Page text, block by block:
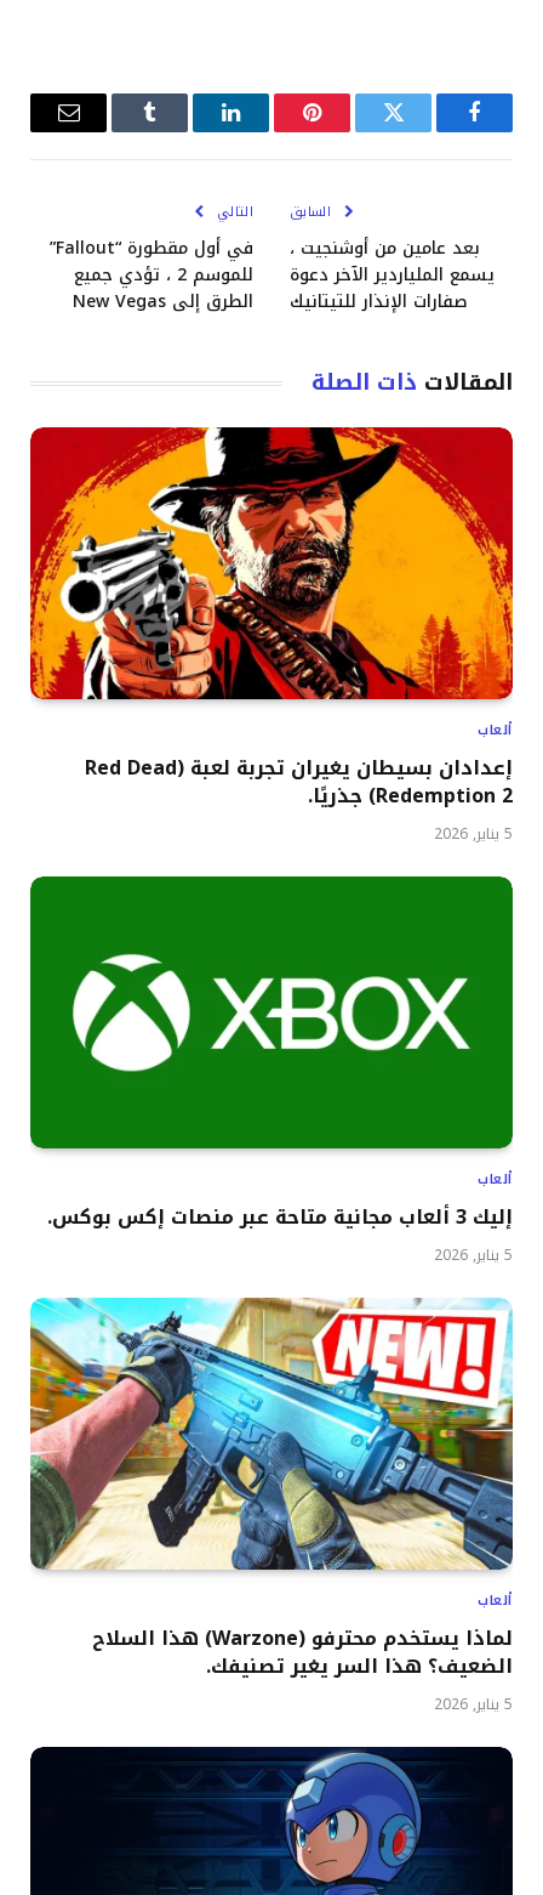
فيسبوكتويتر بينتيريستلينكدإن Tumblrالبريد
السابق
بعد عامين من أوشنجيت ،
يسمع الملياردير الآخر دعوة
صفارات الإنذار للتيتانيك
التالي
في أول مقطورة “Fallout”
للموسم 2 ، تؤدي جميع
الطرق إلى New Vegas
المقالات ذات الصلة
ألعاب
إعدادان بسيطان يغيران تجربة لعبة (Red Dead
Redemption 2) جذريًا.
5 يناير, 2026
ألعاب
إليك 3 ألعاب مجانية متاحة عبر منصات إكس بوكس.
5 يناير, 2026
ألعاب
لماذا يستخدم محترفو (Warzone) هذا السلاح
الضعيف؟ هذا السر يغير تصنيفك.
5 يناير, 2026